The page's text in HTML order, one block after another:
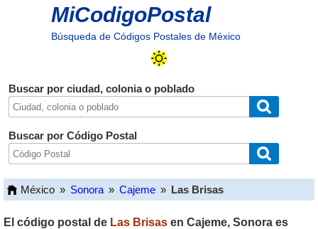
MiCodigoPostal
Búsqueda de Códigos Postales de México
Buscar por ciudad, colonia o poblado
Buscar por Código Postal
México » Sonora » Cajeme » Las Brisas
El código postal de Las Brisas en Cajeme, Sonora es